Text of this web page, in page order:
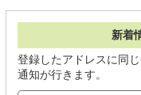
新着
登録したアドレスに同
通知が行きます。